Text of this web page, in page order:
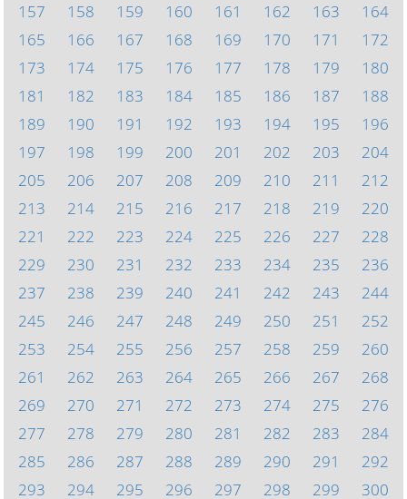
157
158 159 160 161 162 163
164
165
166 167 168 169 170 171
172
173
174 175 176 177 178 179
180
181
182 183 184 185 186 187
188
189
190 191 192 193 194 195
196
197
198 199 200 201 202 203
204
205
206 207 208 209 210 211
212
213
214 215 216 217 218 219
220
221
222 223 224 225 226 227
228
229
230 231 232 233 234 235
236
237
238 239 240 241 242 243
244
245
246 247 248 249 250 251
252
253
254 255 256 257 258 259
260
261
262 263 264 265 266 267
268
269
270 271 272 273 274 275
276
277
278 279 280 281 282 283
284
285
286 287 288 289 290 291
292
293
294 295 296 297 298 299
300